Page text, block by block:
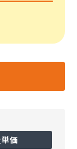
価